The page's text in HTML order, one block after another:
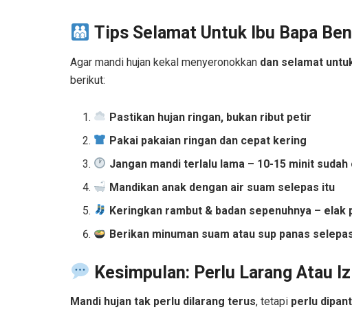
Tips Selamat Untuk Ibu Bapa
Agar mandi hujan kekal menyeronokkan dan selamat
berikut:
Pastikan hujan ringan, bukan ribut petir
Pakai pakaian ringan dan cepat kering
Jangan mandi terlalu lama – 10-15 minit sudah
Mandikan anak dengan air suam selepas itu
Keringkan rambut & badan sepenuhnya – elak
Berikan minuman suam atau sup panas
Kesimpulan: Perlu Larang Atau
Mandi hujan tak perlu dilarang terus, tetapi perlu